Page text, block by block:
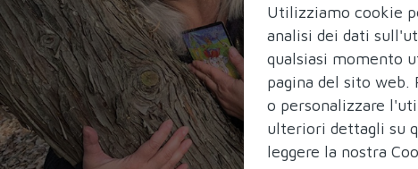
Utilizziamo cookie
analisi dei dati
qualsiasi momento
pagina del sito
o personalizzare
ulteriori dettagli su
leggere la nostra